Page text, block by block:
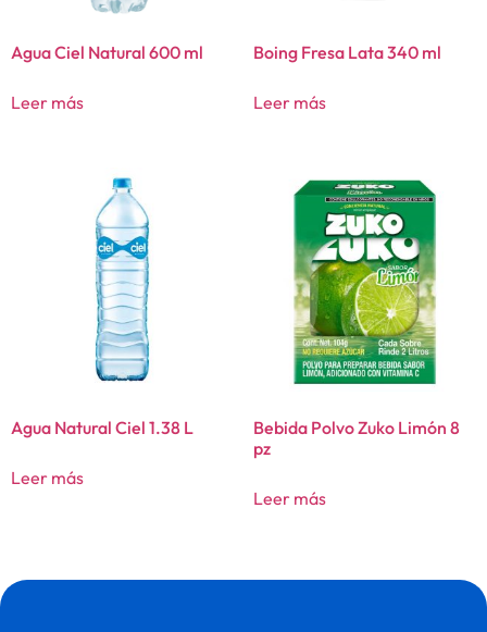
Agua Ciel Natural 600 ml
Leer más
Boing Fresa Lata 340 ml
Leer más
Agua Natural Ciel 1.38 L
Leer más
Bebida Polvo Zuko Limón 8
pz
Leer más